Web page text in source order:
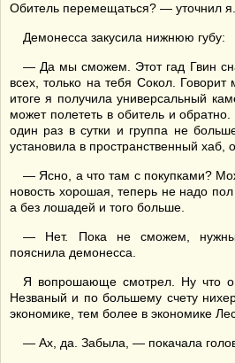
Обитель перемещаться? — уточнил я.
Демонесса закусила нижнюю губу:
— Да мы сможем. Этот гад Гвин
всех, только на тебя Сокол.
итоге я получила универсальный
может полететь в обитель и обратно.
один раз в сутки и группа не
установила в пространственный хаб,
— Ясно, а что там с покупками?
новость хорошая, теперь не надо пол
а без лошадей и того больше.
— Нет. Пока не сможем,
пояснила демонесса.
Я вопрошающе смотрел. Ну что
Незваный и по большему счету
экономике, тем более в экономике
— Ах, да. Забыла, — покачала